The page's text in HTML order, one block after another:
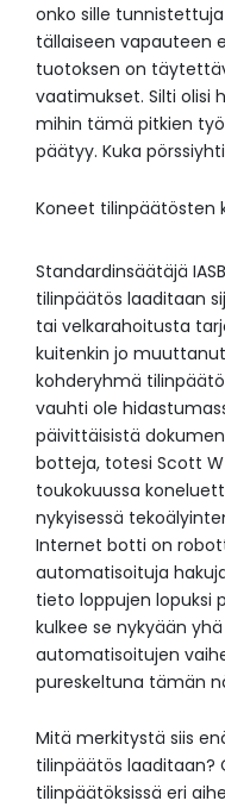
onko sille
tällaiseen vapauteen
tuotoksen on
vaatimukset. Silti olisi
mihin tämä pitkien
päätyy. Kuka
Koneet tilinpäätösten
Standardinsäätäjä
tilinpäätös laaditaan
tai velkarahoitusta
kuitenkin jo
kohderyhmä
vauhti ole
päivittäisistä
botteja, totesi Scott
toukokuussa
nykyisessä
Internet botti on
automatisoituja
tieto loppujen lopuksi
kulkee se nykyään
automatisoitujen
pureskeltuna tämän
Mitä merkitystä siis
tilinpäätös laaditaan?
tilinpäätöksissä eri